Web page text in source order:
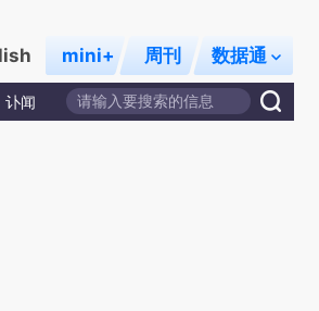
mini+ 周刊 数据通
讣闻